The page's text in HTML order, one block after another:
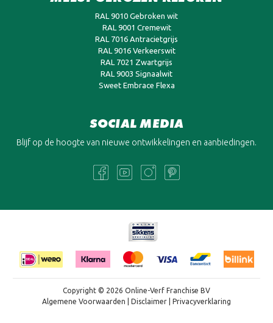
RAL 9010 Gebroken wit
RAL 9001 Cremewit
RAL 7016 Antracietgrijs
RAL 9016 Verkeerswit
RAL 7021 Zwartgrijs
RAL 9003 Signaalwit
Sweet Embrace Flexa
SOCIAL MEDIA
Blijf op de hoogte van nieuwe ontwikkelingen en aanbiedingen.
Copyright © 2026 Online-Verf Franchise BV
Algemene Voorwaarden
Disclaimer Privacyverklaring